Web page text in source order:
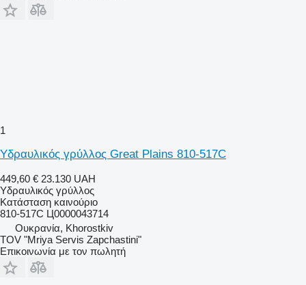
1
Υδραυλικός γρύλλος Great Plains 810-517C
449,60 € 23.130 UAH
Υδραυλικός γρύλλος
Κατάσταση καινούριο
810-517C Ц0000043714
Ουκρανία, Khorostkiv
TOV "Mriya Servis Zapchastini"
Επικοινωνία με τον πωλητή